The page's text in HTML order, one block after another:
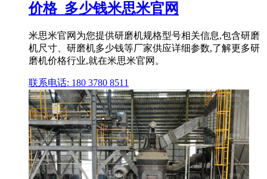
价格_多少钱米思米官网
米思米官网为您提供研磨机规格型号相关信息,包含研磨
机尺寸、研磨机多少钱等厂家供应详细参数,了解更多研
磨机价格行业,就在米思米官网。
联系电话: 180 3780 8511